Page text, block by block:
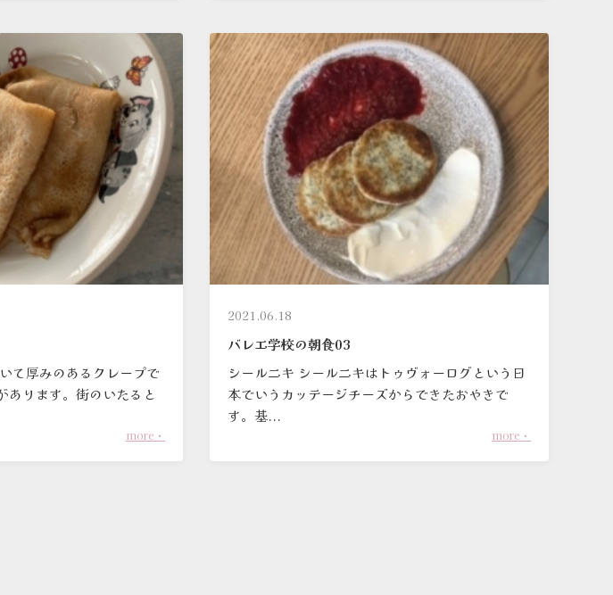
て厚みのあるクレープで
あります。街のいたると
more・
2021.06.18
バレエ学校の朝食03
シールニキ シールニキはトゥヴォーログという日
本でいうカッテージチーズからできたおやきで
す。基...
more・